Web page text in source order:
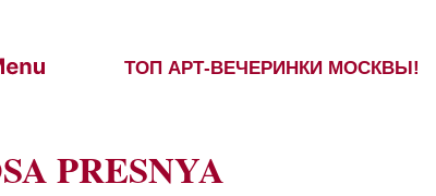
ТОП АРТ-ВЕЧЕРИНКИ МОСКВЫ!
PRESNYA